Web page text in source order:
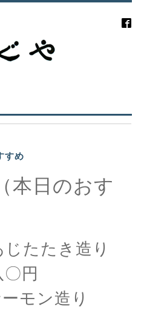
すめ
（本日のおす
たき造り
モン造り